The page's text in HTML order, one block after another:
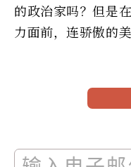
的政治家吗？但是
力面前，连骄傲的